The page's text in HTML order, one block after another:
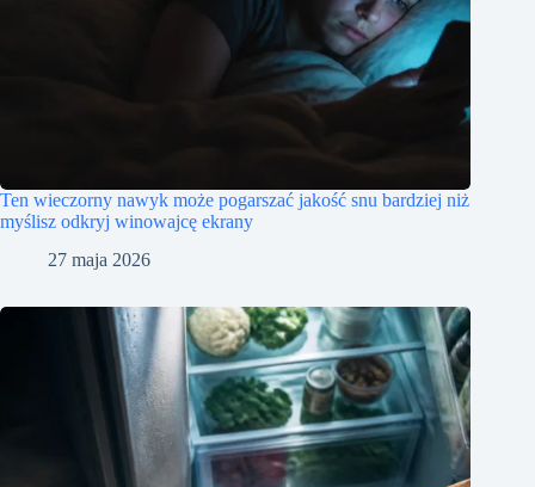
Ten wieczorny nawyk może pogarszać jakość snu bardziej niż
myślisz odkryj winowajcę ekrany
27 maja 2026